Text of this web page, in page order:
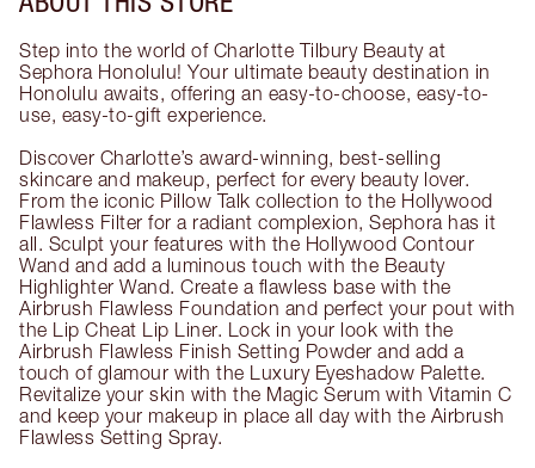
Step into the world of Charlotte Tilbury Beauty at
Sephora Honolulu! Your ultimate beauty destination in
Honolulu awaits, offering an easy-to-choose, easy-to-
use, easy-to-gift experience.
Discover Charlotte’s award-winning, best-selling
skincare and makeup, perfect for every beauty lover.
From the iconic Pillow Talk collection to the Hollywood
Flawless Filter for a radiant complexion, Sephora has it
all. Sculpt your features with the Hollywood Contour
Wand and add a luminous touch with the Beauty
Highlighter Wand. Create a flawless base with the
Airbrush Flawless Foundation and perfect your pout with
the Lip Cheat Lip Liner. Lock in your look with the
Airbrush Flawless Finish Setting Powder and add a
touch of glamour with the Luxury Eyeshadow Palette.
Revitalize your skin with the Magic Serum with Vitamin C
and keep your makeup in place all day with the Airbrush
Flawless Setting Spray.